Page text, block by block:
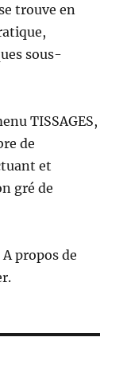
trouve en
sous-
TISSAGES,
de
et
gré de
propos de